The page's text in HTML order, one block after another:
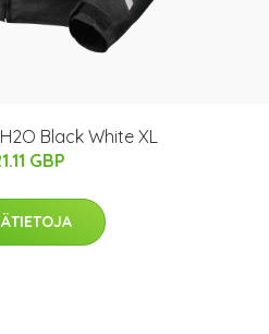
Black White XL
GBP